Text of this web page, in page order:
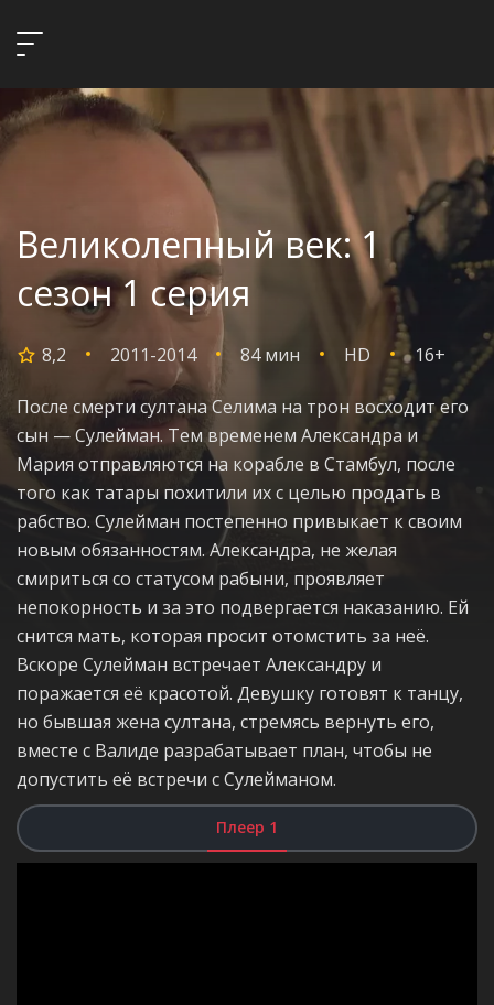
Великолепный век: 1
сезон 1 серия
8,2 2011-2014 84 мин HD 16+
После смерти султана Селима на трон восходит его
сын — Сулейман. Тем временем Александра и
Мария отправляются на корабле в Стамбул, после
того как татары похитили их с целью продать в
рабство. Сулейман постепенно привыкает к своим
новым обязанностям. Александра, не желая
смириться со статусом рабыни, проявляет
непокорность и за это подвергается наказанию. Ей
снится мать, которая просит отомстить за неё.
Вскоре Сулейман встречает Александру и
поражается её красотой. Девушку готовят к танцу,
но бывшая жена султана, стремясь вернуть его,
вместе с Валиде разрабатывает план, чтобы не
допустить её встречи с Сулейманом.
Плеер 1